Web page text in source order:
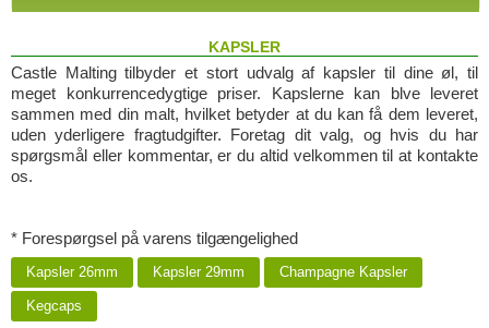
KAPSLER
Castle Malting tilbyder et stort udvalg af kapsler til dine øl, til
meget konkurrencedygtige priser. Kapslerne kan blve leveret
sammen med din malt, hvilket betyder at du kan få dem leveret,
uden yderligere fragtudgifter. Foretag dit valg, og hvis du har
spørgsmål eller kommentar, er du altid velkommen til at kontakte
os.
* Forespørgsel på varens tilgængelighed
Kapsler 26mm Kapsler 29mm Champagne Kapsler
Kegcaps